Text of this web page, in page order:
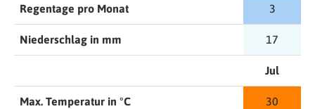
Regentage pro Monat 3
Niederschlag in mm 17
Jul
Max. Temperatur in °C 30